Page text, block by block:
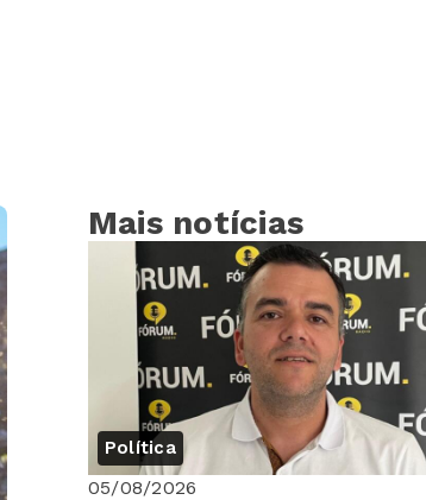
Mais notícias
Política
05/08/2026